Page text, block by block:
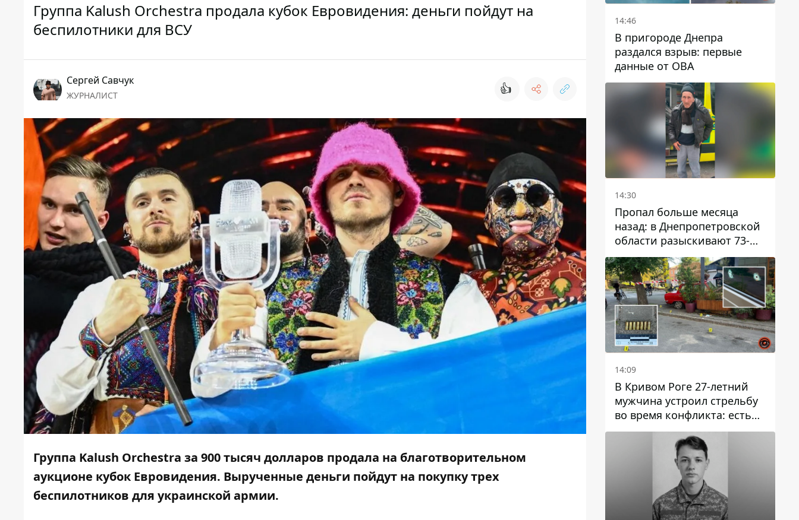
Группа Kalush Orchestra продала кубок Евровидения: деньги пойдут на
беспилотники для ВСУ
Сергей Савчук
ЖУРНАЛИСТ 👍
Группа Kalush Orchestra за 900 тысяч долларов продала на благотворительном
аукционе кубок Евровидения. Вырученные деньги пойдут на покупку трех
беспилотников для украинской армии.
14:46
В пригороде Днепра
раздался взрыв: первые
данные от ОВА
14:30
Пропал больше месяца
назад: в Днепропетровской
области разыскивают 73-
летнего мужчину
14:09
В Кривом Роге 27-летний
мужчина устроил стрельбу
во время конфликта: есть
раненый